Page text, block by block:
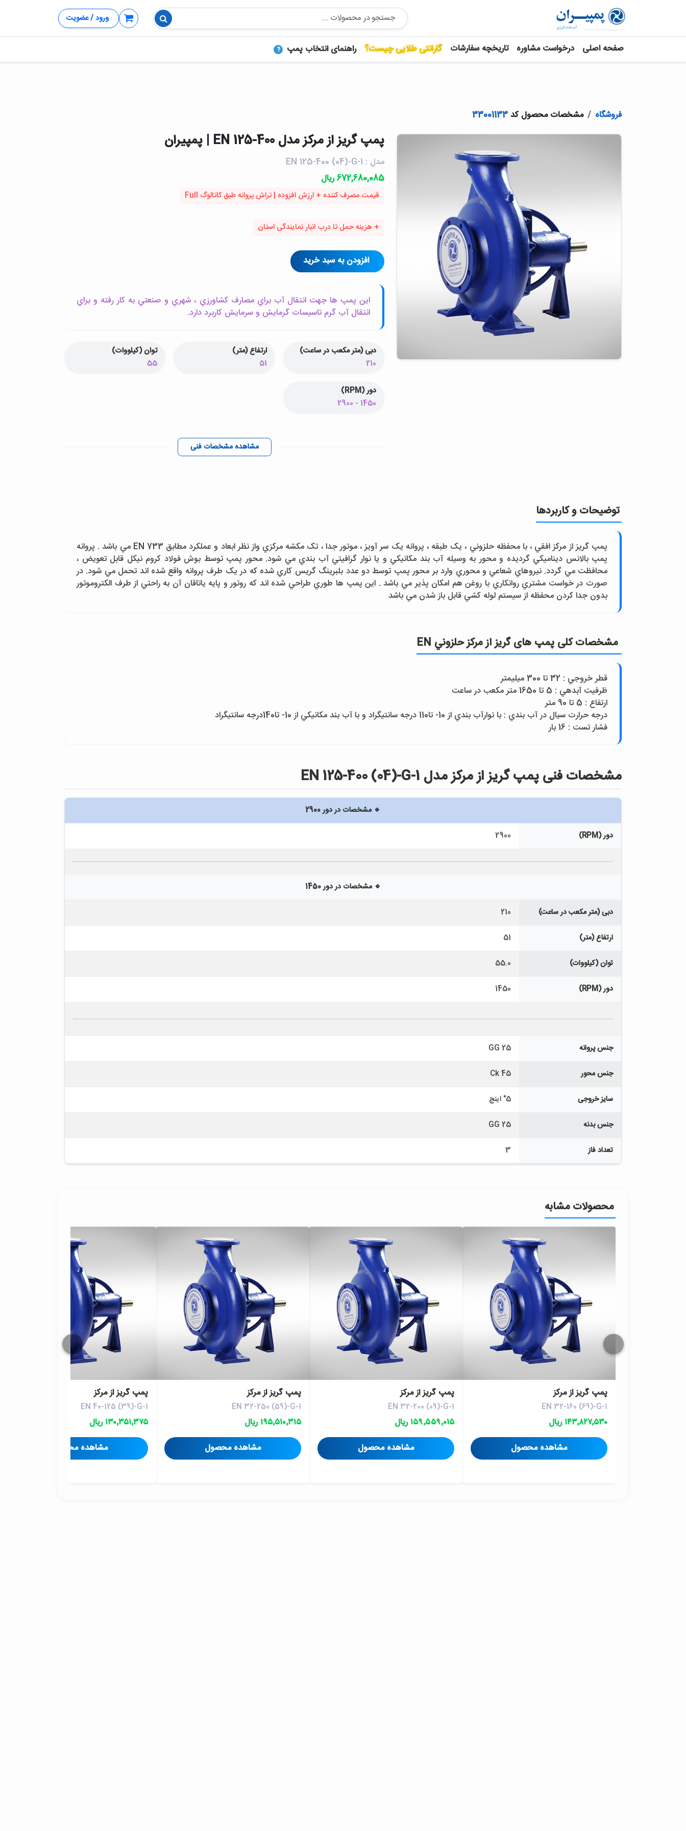
ورود / عضویت
صفحه اصلی درخواست مشاوره تاریخچه سفارشات گارانتی طلایی چیست؟ راهنمای انتخاب پمپ ?
فروشگاه مشخصات محصول کد33001133
پمپ گريز از مرکز مدل EN 125-400 | پمپیران
مدل : EN 125-400 (04)-G-1
672,680,085 ریال
قیمت مصرف کننده + ارزش افزوده | تراش پروانه طبق کاتالوگ Full
+ هزینه حمل تا درب انبار نمایندگی استان
افزودن به سبد خرید
اين پمپ ها جهت انتقال آب براي مصارف کشاورزي ، شهري و صنعتي به کار رفته و براي
انتقال آب گرم تاسيسات گرمايش و سرمايش کاربرد دارد.
دبی (متر مکعب در ساعت)
210
ارتفاع (متر)
51
توان (کیلووات)
55
دور (RPM)
1450 - 2900
مشاهده مشخصات فنی
توضیحات و کاربردها
پمپ گريز از مرکز افقي ، با محفظه حلزوني ، يک طبقه ، پروانه يک سر آويز ، موتور جدا ، تک مکشه مرکزي واز نظر ابعاد و عملکرد مطابق EN 733 مي باشد . پروانه
پمپ بالانس ديناميکي گرديده و محور به وسيله آب بند مکانيکي و يا نوار گرافيتي آب بندي مي شود. محور پمپ توسط بوش فولاد کروم نيکل قابل تعويض ،
محافظت مي گردد. نيروهاي شعاعي و محوري وارد بر محور پمپ توسط دو عدد بلبرينگ گريس کاري شده که در يک طرف پروانه واقع شده اند تحمل مي شود. در
صورت در خواست مشتري روانکاري با روغن هم امکان پذير مي باشد . اين پمپ ها طوري طراحي شده اند که روتور و پايه ياتاقان آن به راحتي از طرف الکتروموتور
بدون جدا کردن محفظه از سيستم لوله کشي قابل باز شدن مي باشد
مشخصات کلی پمپ های گريز از مرکز حلزوني EN
قطر خروجي : 32 تا 300 ميليمتر
ظرفيت آبدهي : 5 تا 1650 متر مکعب در ساعت
ارتفاع : 5 تا 90 متر
درجه حرارت سيال در آب بندي : با نوارآب بندي از 10- تا110 درجه سانتيگراد و با آب بند مکانيکي از 10- تا140درجه سانتيگراد
فشار تست : 16 بار
مشخصات فنی پمپ گريز از مرکز مدل EN 125-400 (04)-G-1
🔹 مشخصات در دور 2900
دور (RPM) 2900
🔹 مشخصات در دور 1450
دبی (متر مکعب در ساعت) 210
ارتفاع (متر) 51
توان (کیلووات) 55.0
دور (RPM) 1450
جنس پروانه GG 25
جنس محور Ck 45
سایز خروجی 5" اینچ
جنس بدنه GG 25
تعداد فاز 3
محصولات مشابه
پمپ گريز از مرکز
EN 32-160 (69)-G-1
۱۴۳٬۸۲۷٬۵۳۰ ریال
مشاهده محصول
پمپ گريز از مرکز
EN 32-200 (09)-G-1
۱۵۹٬۵۵۹٬۰۱۵ ریال
مشاهده محصول
پمپ گريز از مرکز
EN 32-250 (59)-G-1
۱۹۵٬۵۱۰٬۳۱۵ ریال
مشاهده محصول
پمپ گريز از مرکز
EN 40-125 (39)-G-1
۱۳۰٬۳۵۱٬۳۷۵ ریال
مشاهده محصول